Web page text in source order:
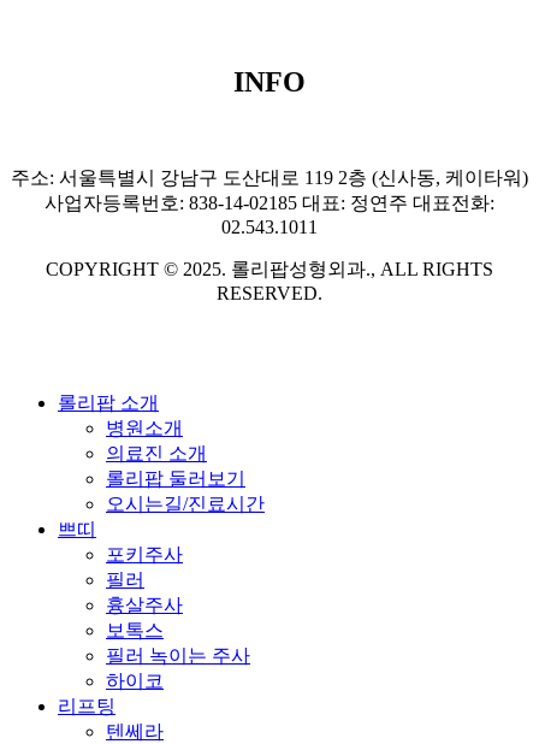
INFO
주소: 서울특별시 강남구 도산대로 119 2층 (신사동, 케이타워)
사업자등록번호: 838-14-02185 대표: 정연주 대표전화:
02.543.1011
COPYRIGHT © 2025. 롤리팝성형외과., ALL RIGHTS
RESERVED.
Close
롤리팝 소개
병원소개
의료진 소개
롤리팝 둘러보기
오시는길/진료시간
쁘띠
포키주사
필러
흉살주사
보톡스
필러 녹이는 주사
하이코
리프팅
텐쎄라